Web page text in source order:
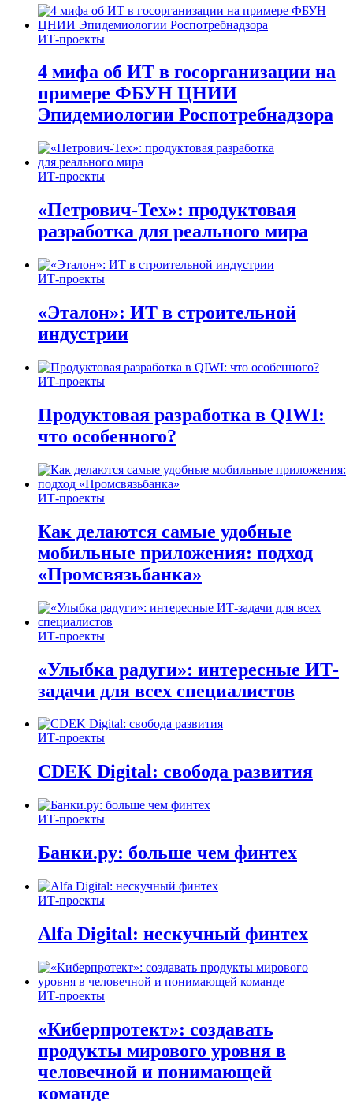
ИТ-проекты
4 мифа об ИТ в госорганизации на
примере ФБУН ЦНИИ
Эпидемиологии Роспотребнадзора
ИТ-проекты
«Петрович-Тех»: продуктовая
разработка для реального мира
ИТ-проекты
«Эталон»: ИТ в строительной
индустрии
ИТ-проекты
Продуктовая разработка в QIWI:
что особенного?
ИТ-проекты
Как делаются самые удобные
мобильные приложения: подход
«Промсвязьбанка»
ИТ-проекты
«Улыбка радуги»: интересные ИТ-
задачи для всех специалистов
ИТ-проекты
CDEK Digital: свобода развития
ИТ-проекты
Банки.ру: больше чем финтех
ИТ-проекты
Alfa Digital: нескучный финтех
ИТ-проекты
«Киберпротект»: создавать
продукты мирового уровня в
человечной и понимающей
команде